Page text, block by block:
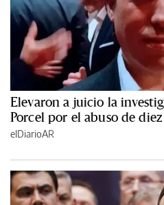
Elevaron a juicio la
Porcel por el abuso de
elDiarioAR